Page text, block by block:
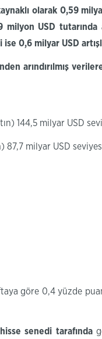
olarak 0,59
USD
0,6 milyar USD
arındırılmış
144,5 milyar USD
87,7 milyar USD
göre 0,4 yüzde
hissesenedi tarafında